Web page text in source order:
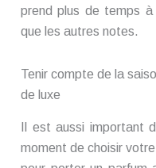
prend plus de temps à
que les autres notes.
Tenir compte de la
de luxe
Il est aussi important
moment de choisir